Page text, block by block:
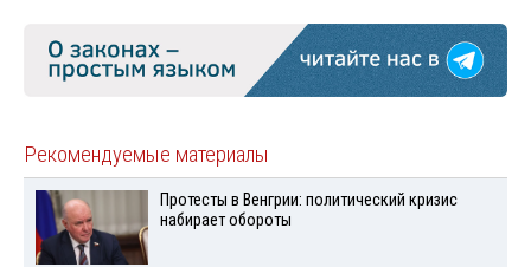
Рекомендуемые материалы
Протесты в Венгрии: политический кризис
набирает обороты